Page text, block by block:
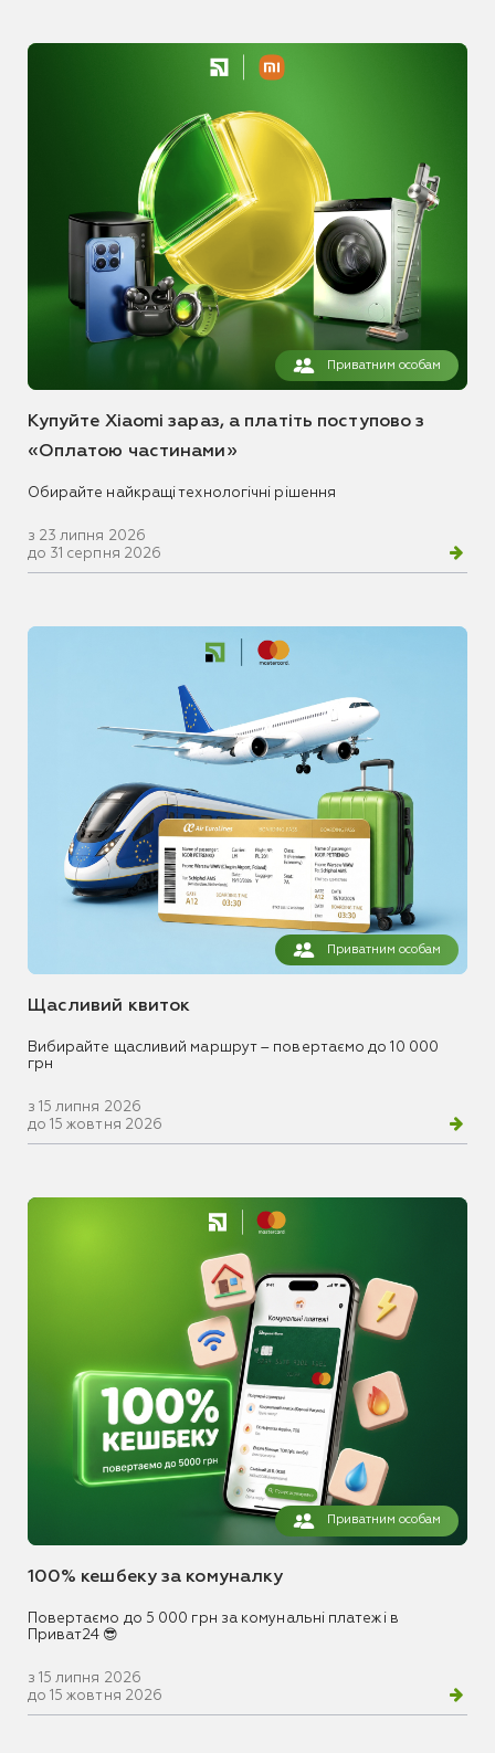
Приватним особам
Купуйте Xiaomi зараз, а платіть поступово з
«Оплатою частинами»
Обирайте найкращі технологічні рішення
з 23 липня 2026
до 31 серпня 2026
Приватним особам
Щасливий квиток
Вибирайте щасливий маршрут – повертаємо до 10 000
грн
з 15 липня 2026
до 15 жовтня 2026
Приватним особам
100% кешбеку за комуналку
Повертаємо до 5 000 грн за комунальні платежі в
Приват24 😎
з 15 липня 2026
до 15 жовтня 2026